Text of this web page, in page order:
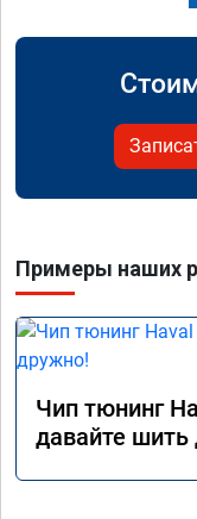
Примеры наших
Чип тюнинг
давайте шить